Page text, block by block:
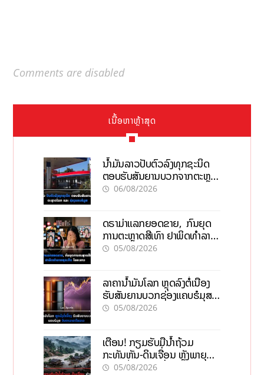
Comments are disabled
ເນື້ອຫາຫຼ້າສຸດ
ນໍ້າມັນລາວປັບຕົວລົງທຸກຊະນິດ
ຕອບຮັບສັນຍານບວກຈາກຕະຫຼາດ
ໂລກ ແລະ ຊ່ອງແຄບຮໍມູສ
06/08/2026
ດຣາມ່າແລກຍອດຂາຍ, ກົນຍຸດ
ການຕະຫຼາດສີເທົາ ຢາພິດທຳລາຍ
ທຸລະກິດ ໄລຍະຍາວ
05/08/2026
ລາຄານ້ຳມັນໂລກ ຫຼຸດລົງຕໍ່ເນື່ອງ
ຮັບສັນຍານບວກຊ່ອງແຄບຮໍມຸສ
ຈັບຕາລາຄາໃນລາວ
05/08/2026
ເຕືອນ! ກຽມຮັບມືນໍ້າຖ້ວມ
ກະທັນຫັນ-ດິນເຈື່ອນ ຫຼັງພາຍຸຝົນ
ຍັງສືບຕໍ່ຕົກໜັກທົ່ວປະເທດ
05/08/2026